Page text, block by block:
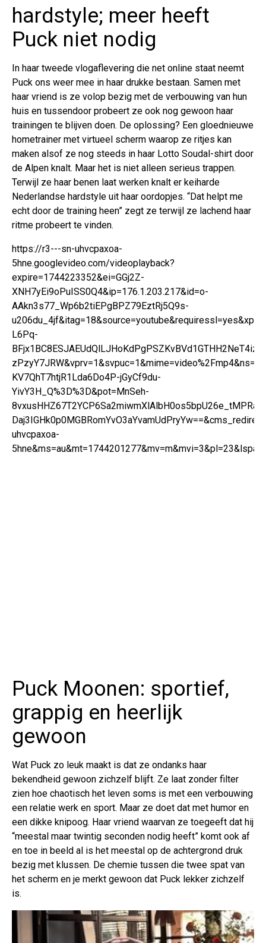
hardstyle; meer heeft
Puck niet nodig
In haar tweede vlogaflevering die net online staat neemt
Puck ons weer mee in haar drukke bestaan. Samen met
haar vriend is ze volop bezig met de verbouwing van hun
huis en tussendoor probeert ze ook nog gewoon haar
trainingen te blijven doen. De oplossing? Een gloednieuwe
hometrainer met virtueel scherm waarop ze ritjes kan
maken alsof ze nog steeds in haar Lotto Soudal-shirt door
de Alpen knalt. Maar het is niet alleen serieus trappen.
Terwijl ze haar benen laat werken knalt er keiharde
Nederlandse hardstyle uit haar oordopjes. “Dat helpt me
echt door de training heen” zegt ze terwijl ze lachend haar
ritme probeert te vinden.
https://r3---sn-uhvcpaxoa-
5hne.googlevideo.com/videoplayback?
expire=1744223352&ei=GGj2Z-
XNH7yEi9oPuISS0Q4&ip=176.1.203.217&id=o-
AAkn3s77_Wp6b2tiEPgBPZ79EztRj5Q9s-
L6Pq-
KV7QhT7htjR1Lda6Do4P-jGyCf9du-
YivY3H_Q%3D%3D&pot=MnSeh-
uhvcpaxoa-
Puck Moonen: sportief,
grappig en heerlijk
gewoon
Wat Puck zo leuk maakt is dat ze ondanks haar
bekendheid gewoon zichzelf blijft. Ze laat zonder filter
zien hoe chaotisch het leven soms is met een verbouwing
een relatie werk en sport. Maar ze doet dat met humor en
een dikke knipoog. Haar vriend waarvan ze toegeeft dat hij
“meestal maar twintig seconden nodig heeft” komt ook af
en toe in beeld al is het meestal op de achtergrond druk
bezig met klussen. De chemie tussen die twee spat van
het scherm en je merkt gewoon dat Puck lekker zichzelf
is.